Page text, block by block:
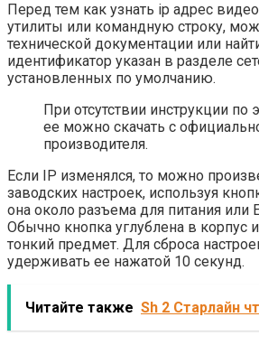
Перед тем как узнать ip адрес
утилиты или командную строку,
технической документации или
идентификатор указан в разделе
установленных по умолчанию.
При отсутствии инструкции по
ее можно скачать с
производителя.
Если IP изменялся, то можно
заводских настроек, используя
она около разъема для питания или
Обычно кнопка углублена в корпус
тонкий предмет. Для сброса
удерживать ее нажатой 10 секунд.
Читайте также Sh 2 Старлайн